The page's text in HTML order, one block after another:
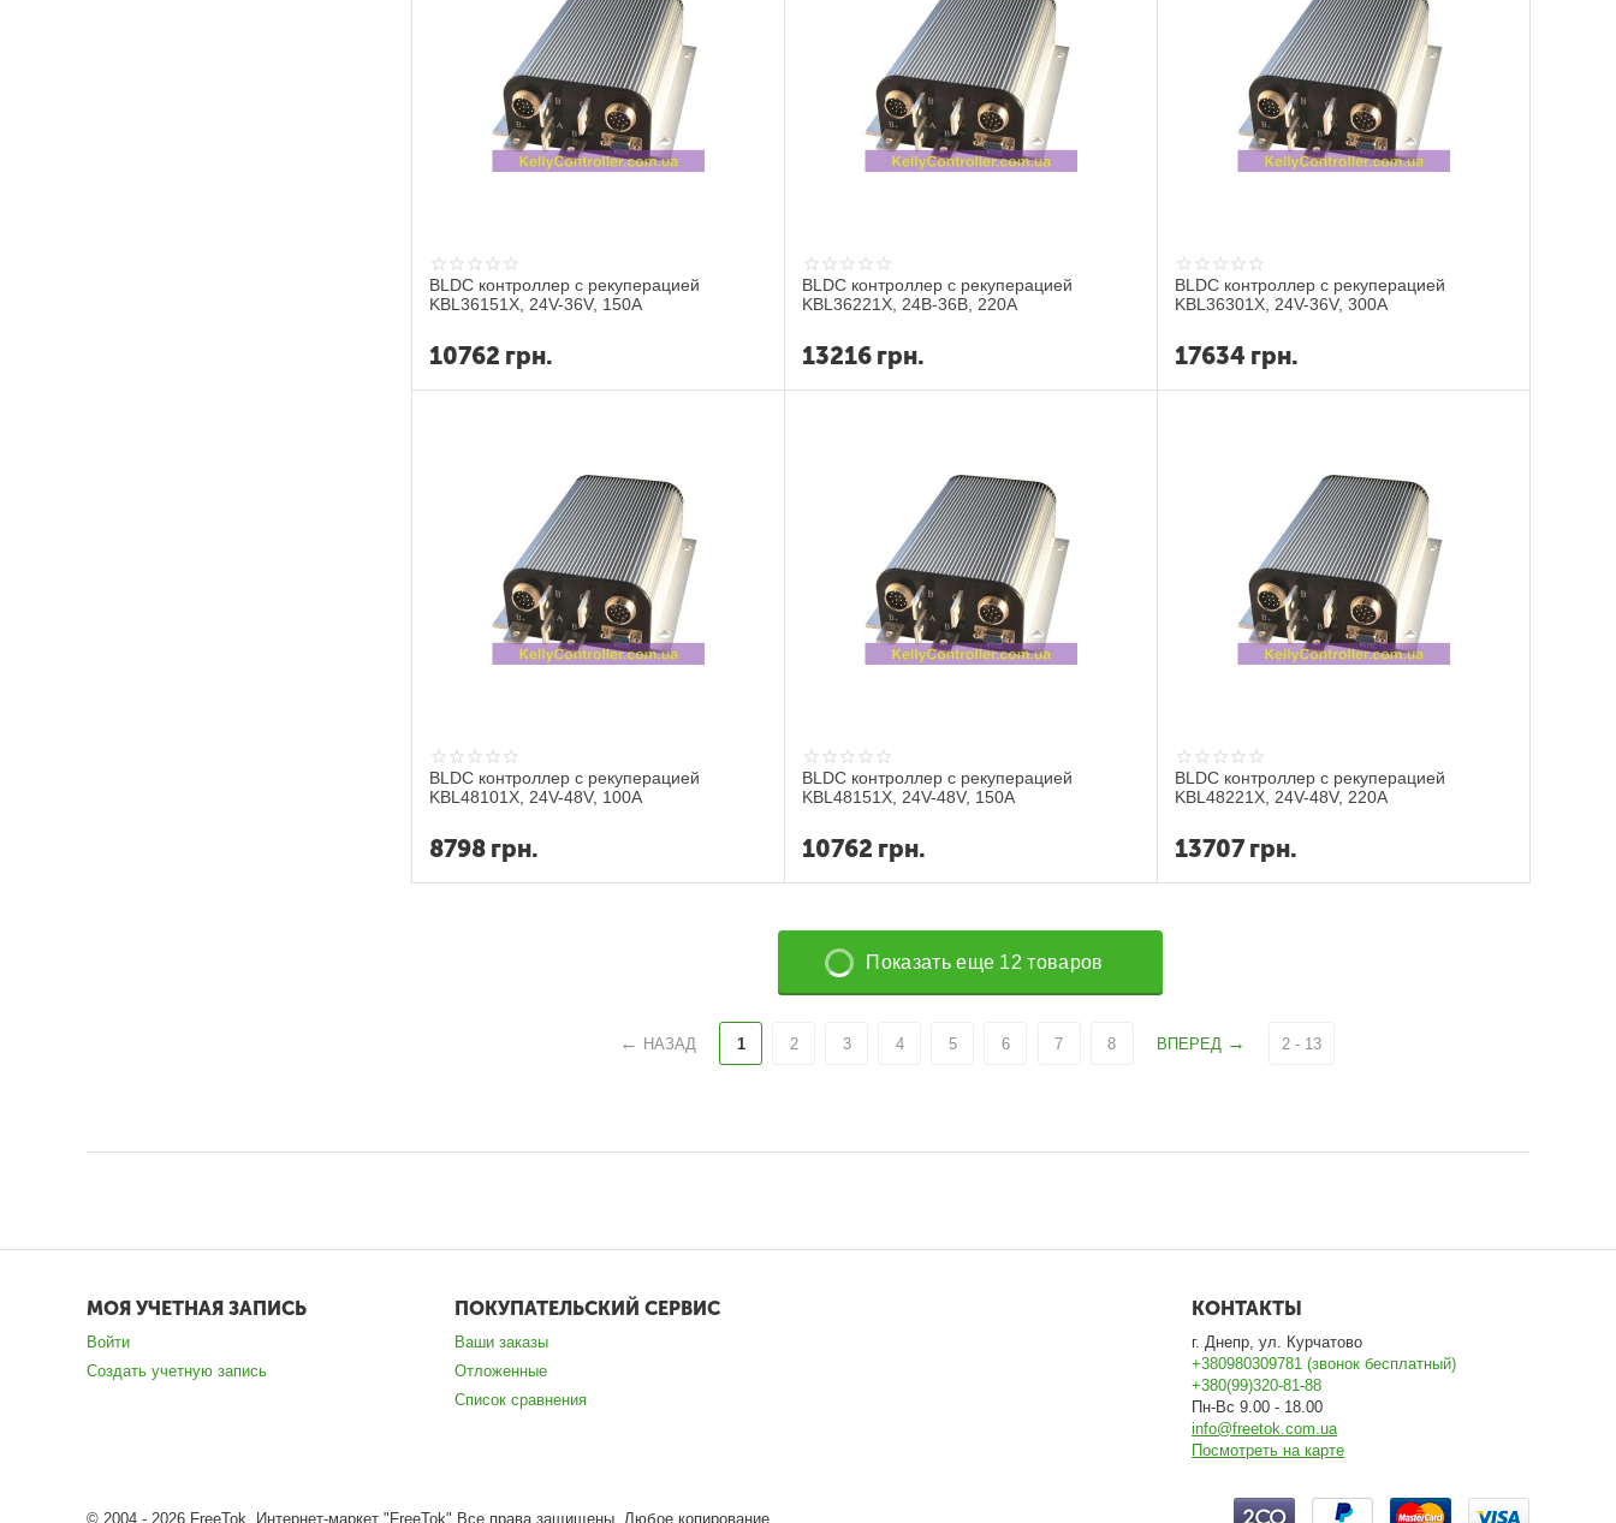
BLDC контроллер с рекуперацией
KBL36151X, 24V-36V, 150A
10762 грн.
BLDC контроллер с рекуперацией
KBL36221X, 24В-36В, 220А
13216 грн.
BLDC контроллер с рекуперацией
KBL36301X, 24V-36V, 300A
17634 грн.
BLDC контроллер с рекуперацией
KBL48101X, 24V-48V, 100A
8798 грн.
BLDC контроллер с рекуперацией
KBL48151X, 24V-48V, 150A
10762 грн.
BLDC контроллер с рекуперацией
KBL48221X, 24V-48V, 220A
13707 грн.
Показать еще 12 товаров
НАЗАД 1 2 3 4 5 6 7 8 ВПЕРЕД 2 - 13
МОЯ УЧЕТНАЯ ЗАПИСЬ
Войти
Создать учетную запись
ПОКУПАТЕЛЬСКИЙ СЕРВИС
Ваши заказы
Отложенные
Список сравнения
КОНТАКТЫ
г. Днепр, ул. Курчатово
+380980309781 (звонок бесплатный)
+380(99)320-81-88
Пн-Вс 9.00 - 18.00
info@freetok.com.ua
Посмотреть на карте
© 2004 - 2026 FreeTok. Интернет-маркет "FreeTok" Все права защищены. Любое копирование